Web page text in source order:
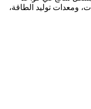
ومعدات توليد الطاقة،